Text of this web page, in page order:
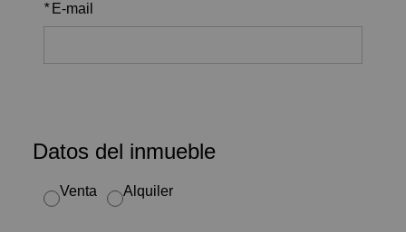
* E-mail
Datos del inmueble
Venta Alquiler